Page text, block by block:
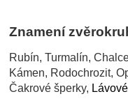
Znamení
Rubín, Turmalín,
Kámen, Rodochrozit,
Čakrové šperky,